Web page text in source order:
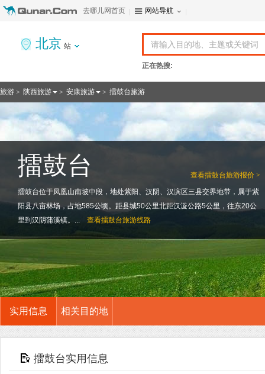
去哪儿网首页 网站导航
北京 站
正在热搜:
旅游 > 陕西旅游 > 安康旅游 > 擂鼓台旅游
查看擂鼓台旅游报价 >
擂鼓台
擂鼓台位于凤凰山南坡中段，地处紫阳、汉阴、汉滨区三县交界地带，属于紫
阳县八亩林场，占地585公顷。距县城50公里北距汉漩公路5公里，往东20公
里到汉阴蒲溪镇。...
查看擂鼓台旅游线路
实用信息 相关目的地
擂鼓台实用信息